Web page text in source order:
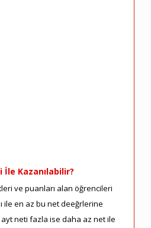
Kazanılabilir?
ve puanları alan öğrencileri
ile en az bu net deeğrlerine
neti fazla ise daha az net ile